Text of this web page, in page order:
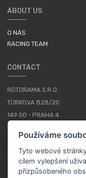
ABOUT US
O NÁS
RACING TEAM
CONTACT
ROTORAMA S.R.O.
TÜRKOVA 828/20
149 00 - PRAHA 4
+420 252 252 098
PROVOZNÍ DOBA:
Používáme
Tyto webové
cílem vylepšení
přizpůsobeného